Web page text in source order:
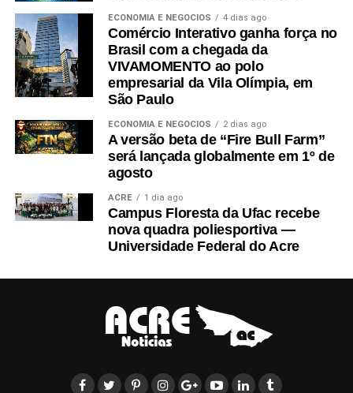
ECONOMIA E NEGÓCIOS 4 dias ago
Comércio Interativo ganha força no
Brasil com a chegada da
VIVAMOMENTO ao polo
empresarial da Vila Olímpia, em
São Paulo
ECONOMIA E NEGÓCIOS 2 dias ago
A versão beta de “Fire Bull Farm”
será lançada globalmente em 1º de
agosto
ACRE 1 dia ago
Campus Floresta da Ufac recebe
nova quadra poliesportiva —
Universidade Federal do Acre